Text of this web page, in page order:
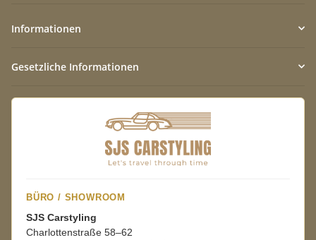
Informationen
Gesetzliche Informationen
BÜRO / SHOWROOM
SJS Carstyling
Charlottenstraße 58–62